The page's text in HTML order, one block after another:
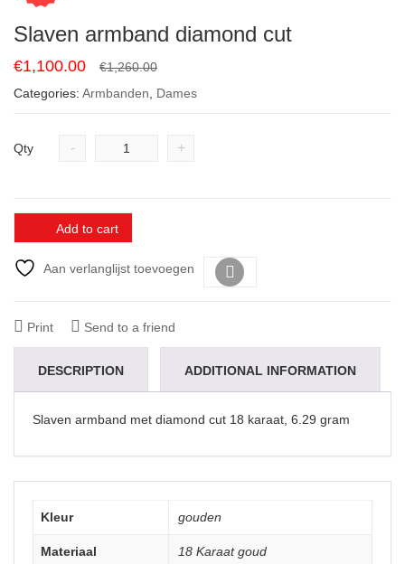
Slaven armband diamond cut
€1,260.00Original
price
€1,100.00
Current
price
Categories: Armbanden, Dames
Qty - +
Add to cart
Aan verlanglijst toevoegen
Print Send to a friend
DESCRIPTION ADDITIONAL INFORMATION
Slaven armband met diamond cut 18 karaat, 6.29 gram
Kleur gouden
Materiaal 18 Karaat goud